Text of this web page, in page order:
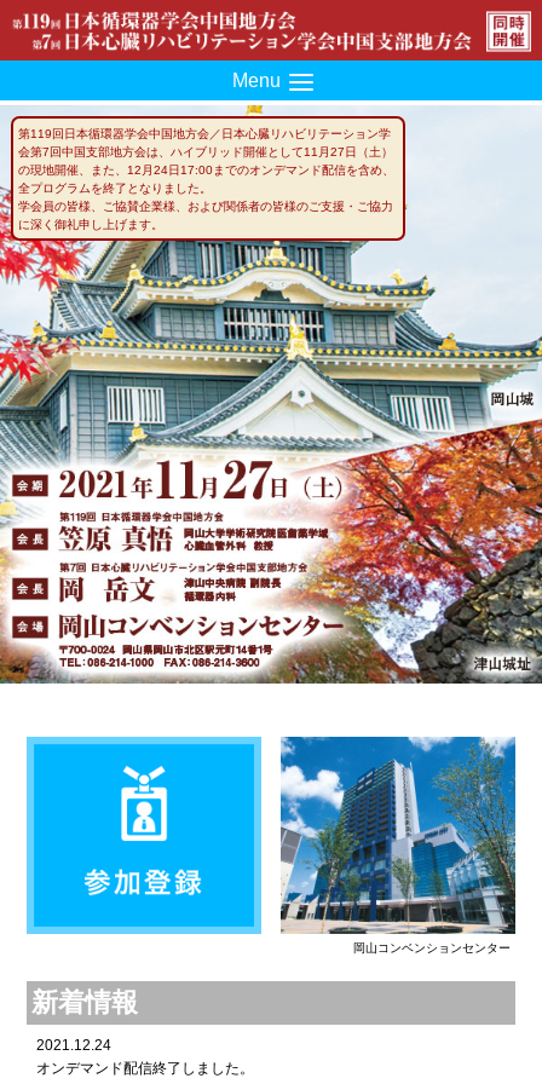
Menu
第119回日本循環器学会中国地方会／日本心臓リハビリテーション学
会第7回中国支部地方会は、ハイブリッド開催として11月27日（土）
の現地開催、また、12月24日17:00までのオンデマンド配信を含め、
全プログラムを終了となりました。
学会員の皆様、ご協賛企業様、および関係者の皆様のご支援・ご協力
に深く御礼申し上げます。
岡山コンベンションセンター
新着情報
2021.12.24
オンデマンド配信終了しました。